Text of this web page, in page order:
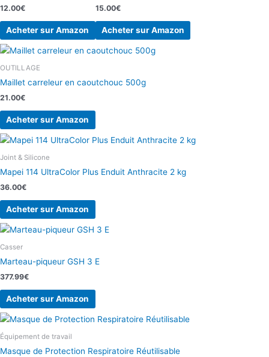
12.00€
Acheter sur Amazon
15.00€
Acheter sur Amazon
OUTILLAGE
Maillet carreleur en caoutchouc 500g
21.00€
Acheter sur Amazon
Joint & Silicone
Mapei 114 UltraColor Plus Enduit Anthracite 2 kg
36.00€
Acheter sur Amazon
Casser
Marteau-piqueur GSH 3 E
377.99€
Acheter sur Amazon
Équipement de travail
Masque de Protection Respiratoire Réutilisable